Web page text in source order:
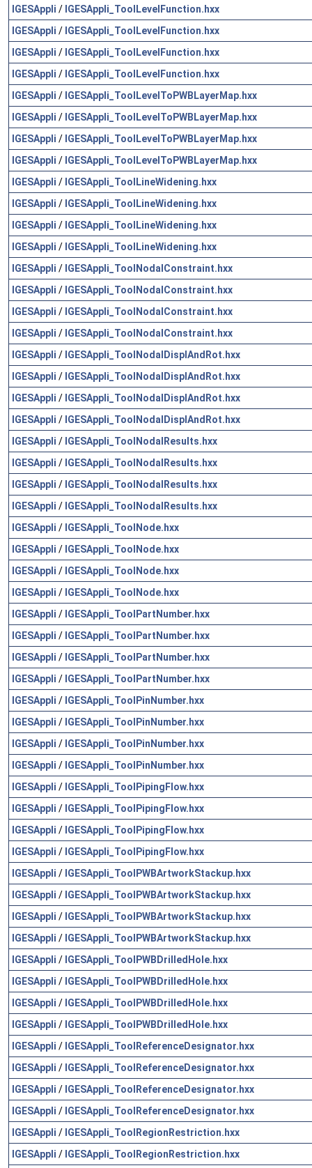
IGESAppli / IGESAppli_ToolLevelFunction.hxx
IGESAppli / IGESAppli_ToolLevelFunction.hxx
IGESAppli / IGESAppli_ToolLevelFunction.hxx
IGESAppli / IGESAppli_ToolLevelFunction.hxx
IGESAppli / IGESAppli_ToolLevelToPWBLayerMap.hxx
IGESAppli / IGESAppli_ToolLevelToPWBLayerMap.hxx
IGESAppli / IGESAppli_ToolLevelToPWBLayerMap.hxx
IGESAppli / IGESAppli_ToolLevelToPWBLayerMap.hxx
IGESAppli / IGESAppli_ToolLineWidening.hxx
IGESAppli / IGESAppli_ToolLineWidening.hxx
IGESAppli / IGESAppli_ToolLineWidening.hxx
IGESAppli / IGESAppli_ToolLineWidening.hxx
IGESAppli / IGESAppli_ToolNodalConstraint.hxx
IGESAppli / IGESAppli_ToolNodalConstraint.hxx
IGESAppli / IGESAppli_ToolNodalConstraint.hxx
IGESAppli / IGESAppli_ToolNodalConstraint.hxx
IGESAppli / IGESAppli_ToolNodalDisplAndRot.hxx
IGESAppli / IGESAppli_ToolNodalDisplAndRot.hxx
IGESAppli / IGESAppli_ToolNodalDisplAndRot.hxx
IGESAppli / IGESAppli_ToolNodalDisplAndRot.hxx
IGESAppli / IGESAppli_ToolNodalResults.hxx
IGESAppli / IGESAppli_ToolNodalResults.hxx
IGESAppli / IGESAppli_ToolNodalResults.hxx
IGESAppli / IGESAppli_ToolNodalResults.hxx
IGESAppli / IGESAppli_ToolNode.hxx
IGESAppli / IGESAppli_ToolNode.hxx
IGESAppli / IGESAppli_ToolNode.hxx
IGESAppli / IGESAppli_ToolNode.hxx
IGESAppli / IGESAppli_ToolPartNumber.hxx
IGESAppli / IGESAppli_ToolPartNumber.hxx
IGESAppli / IGESAppli_ToolPartNumber.hxx
IGESAppli / IGESAppli_ToolPartNumber.hxx
IGESAppli / IGESAppli_ToolPinNumber.hxx
IGESAppli / IGESAppli_ToolPinNumber.hxx
IGESAppli / IGESAppli_ToolPinNumber.hxx
IGESAppli / IGESAppli_ToolPinNumber.hxx
IGESAppli / IGESAppli_ToolPipingFlow.hxx
IGESAppli / IGESAppli_ToolPipingFlow.hxx
IGESAppli / IGESAppli_ToolPipingFlow.hxx
IGESAppli / IGESAppli_ToolPipingFlow.hxx
IGESAppli / IGESAppli_ToolPWBArtworkStackup.hxx
IGESAppli / IGESAppli_ToolPWBArtworkStackup.hxx
IGESAppli / IGESAppli_ToolPWBArtworkStackup.hxx
IGESAppli / IGESAppli_ToolPWBArtworkStackup.hxx
IGESAppli / IGESAppli_ToolPWBDrilledHole.hxx
IGESAppli / IGESAppli_ToolPWBDrilledHole.hxx
IGESAppli / IGESAppli_ToolPWBDrilledHole.hxx
IGESAppli / IGESAppli_ToolPWBDrilledHole.hxx
IGESAppli / IGESAppli_ToolReferenceDesignator.hxx
IGESAppli / IGESAppli_ToolReferenceDesignator.hxx
IGESAppli / IGESAppli_ToolReferenceDesignator.hxx
IGESAppli / IGESAppli_ToolReferenceDesignator.hxx
IGESAppli / IGESAppli_ToolRegionRestriction.hxx
IGESAppli / IGESAppli_ToolRegionRestriction.hxx